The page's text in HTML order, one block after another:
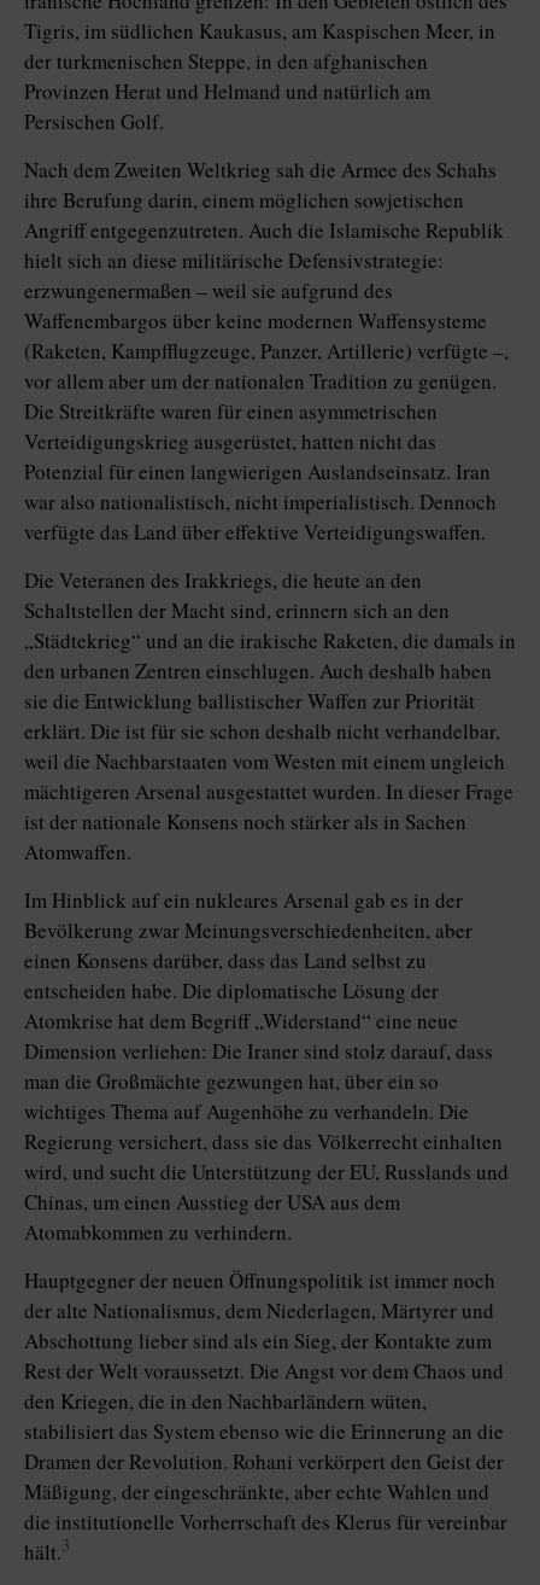
Tigris, im südlichen Kaukasus, am Kaspischen Meer, in
der turkmenischen Steppe, in den afghanischen
Provinzen Herat und Helmand und natürlich am
Persischen Golf.
Nach dem Zweiten Weltkrieg sah die Armee des Schahs
ihre Berufung darin, einem möglichen sowjetischen
Angriff entgegenzutreten. Auch die Islamische Republik
hielt sich an diese militärische Defensivstrategie:
erzwungenermaßen – weil sie aufgrund des
Waffenembargos über keine modernen Waffensysteme
(Raketen, Kampfflugzeuge, Panzer, Artillerie) verfügte –,
vor allem aber um der nationalen Tradition zu genügen.
Die Streitkräfte waren für einen asymmetrischen
Verteidigungskrieg ausgerüstet, hatten nicht das
Potenzial für einen langwierigen Auslandseinsatz. Iran
war also nationalistisch, nicht imperialistisch. Dennoch
verfügte das Land über effektive Verteidigungswaffen.
Die Veteranen des Irakkriegs, die heute an den
Schaltstellen der Macht sind, erinnern sich an den
„Städtekrieg“ und an die irakische Raketen, die damals in
den urbanen Zentren einschlugen. Auch deshalb haben
sie die Entwicklung ballistischer Waffen zur Priorität
erklärt. Die ist für sie schon deshalb nicht verhandelbar,
weil die Nachbarstaaten vom Westen mit einem ungleich
mächtigeren Arsenal ausgestattet wurden. In dieser Frage
ist der nationale Konsens noch stärker als in Sachen
Atomwaffen.
Im Hinblick auf ein nukleares Arsenal gab es in der
Bevölkerung zwar Meinungsverschiedenheiten, aber
einen Konsens darüber, dass das Land selbst zu
entscheiden habe. Die di­plo­matische Lösung der
Atomkrise hat dem Begriff „Widerstand“ eine neue
Dimension verliehen: Die Iraner sind stolz darauf, dass
man die Großmächte gezwungen hat, über ein so
wichtiges Thema auf Augenhöhe zu verhandeln. Die
Regierung versichert, dass sie das Völkerrecht einhalten
wird, und sucht die Unterstützung der EU, Russlands und
Chinas, um einen Ausstieg der USA aus dem
Atomabkommen zu verhindern.
Hauptgegner der neuen Öffnungspolitik ist immer noch
der alte Nationalismus, dem Niederlagen, Märtyrer und
Abschottung lieber sind als ein Sieg, der Kontakte zum
Rest der Welt voraussetzt. Die Angst vor dem Chaos und
den Kriegen, die in den Nachbarländern wüten,
stabilisiert das System ebenso wie die Erinnerung an die
Dramen der Revolution. Rohani verkörpert den Geist der
Mäßigung, der eingeschränkte, aber echte Wahlen und
die institutionelle Vorherrschaft des Klerus für vereinbar
hält.3